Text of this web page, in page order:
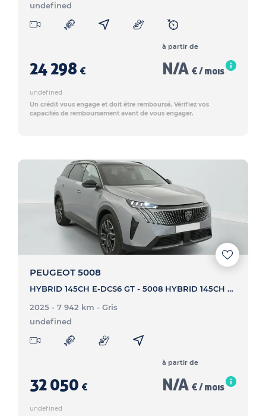
undefined
24 298 €
à partir de
N/A € / mois
undefined
Un crédit vous engage et doit être remboursé. Vérifiez vos
capacités de remboursement avant de vous engager.
PEUGEOT 5008
HYBRID 145CH E-DCS6 GT - 5008 HYBRID 145CH E-DCS6 GT
2025 - 7 942 km - Gris
undefined
32 050 €
à partir de
N/A € / mois
undefined